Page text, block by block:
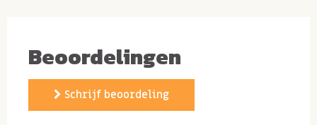
Beoordelingen
Schrijf beoordeling